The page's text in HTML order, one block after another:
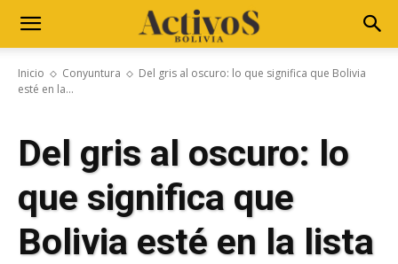
Inicio Conyuntura
Del gris al oscuro: lo que significa que Bolivia
esté en la...
Del gris al oscuro: lo
que significa que
Bolivia esté en la lista